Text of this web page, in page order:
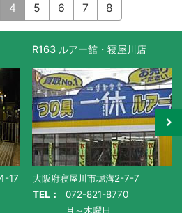
4 5 6 7 8
R477 滋賀守山店
滋賀県守山市水保町1130番地-1
TEL：
077-585-5011
月～金曜日・祝